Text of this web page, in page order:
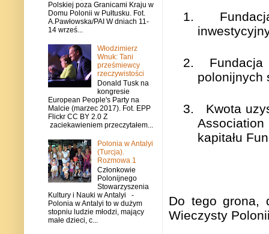
1.
2.
Fundacja
polonijnych
3.
Kwota
kapitału
Do tego grona,
Wieczysty
Polskiej poza Granicami Kraju w
Domu Polonii w Pułtusku. Fot.
A.Pawłowska/PAI W dniach 11-
14 wrześ...
Włodzimierz
Wnuk: Tani
prześmiewcy
rzeczywistości
Donald Tusk na
kongresie
European People's Party na
Malcie (marzec 2017). Fot. EPP
Flickr CC BY 2.0 Z
zaciekawieniem przeczytałem...
Polonia w Antalyi
(Turcja).
Rozmowa 1
Członkowie
Polonijnego
Stowarzyszenia
Kultury i Nauki w Antalyi -
Polonia w Antalyi to w dużym
stopniu ludzie młodzi, mający
małe dzieci, c...